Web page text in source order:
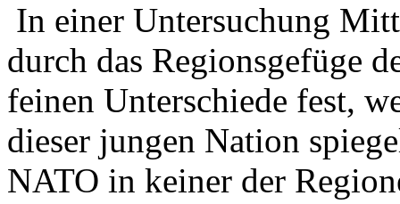
In einer Untersuchung
durch das Regionsgefüge
feinen Unterschiede fest,
dieser jungen Nation
NATO in keiner der